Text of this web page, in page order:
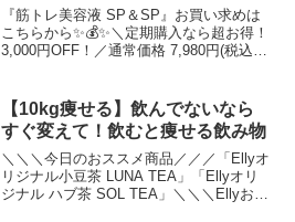
い！
『筋トレ美容液 SP＆SP』お買い求めは
こちらから✨💰✨＼定期購入なら超お得！
3,000円OFF！／通常価格 7,980円(税込)
3,980円(税込)＋...
【10kg痩せる】飲んでないなら
すぐ変えて！飲むと痩せる飲み物
＼＼＼今日のおススメ商品／／／「Ellyオ
リジナル小豆茶 LUNA TEA」「Ellyオリ
ジナル ハブ茶 SOL TEA」＼＼＼Ellyおス